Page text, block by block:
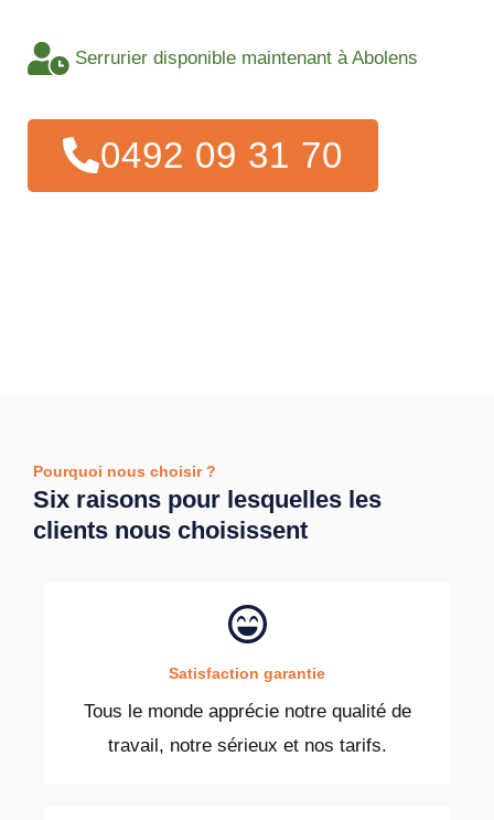
Serrurier disponible maintenant à Abolens
0492 09 31 70
Pourquoi nous choisir ?
Six raisons pour lesquelles les
clients nous choisissent
Satisfaction garantie
Tous le monde apprécie notre qualité de
travail, notre sérieux et nos tarifs.